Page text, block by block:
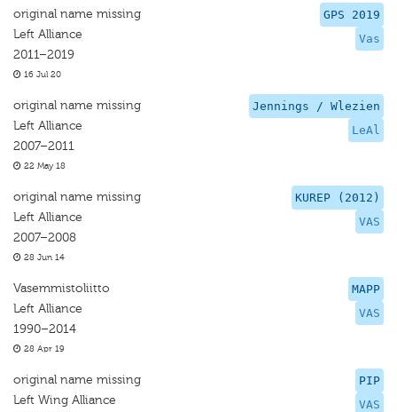
GPS 2019
Vas
original name missing
Left Alliance
2011–2019
16 Jul 20
Jennings / Wlezien
LeAl
original name missing
Left Alliance
2007–2011
22 May 18
KUREP (2012)
VAS
original name missing
Left Alliance
2007–2008
28 Jun 14
MAPP
VAS
Vasemmistoliitto
Left Alliance
1990–2014
28 Apr 19
PIP
VAS
original name missing
Left Wing Alliance